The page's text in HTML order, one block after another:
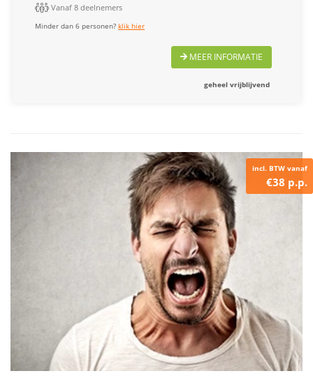
Vanaf 8 deelnemers
Minder dan 6 personen?klik hier
MEER INFORMATIE
geheel vrijblijvend
incl. BTW vanaf
€38 p.p.